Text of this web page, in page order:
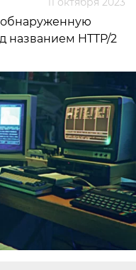
названием HTTP/2